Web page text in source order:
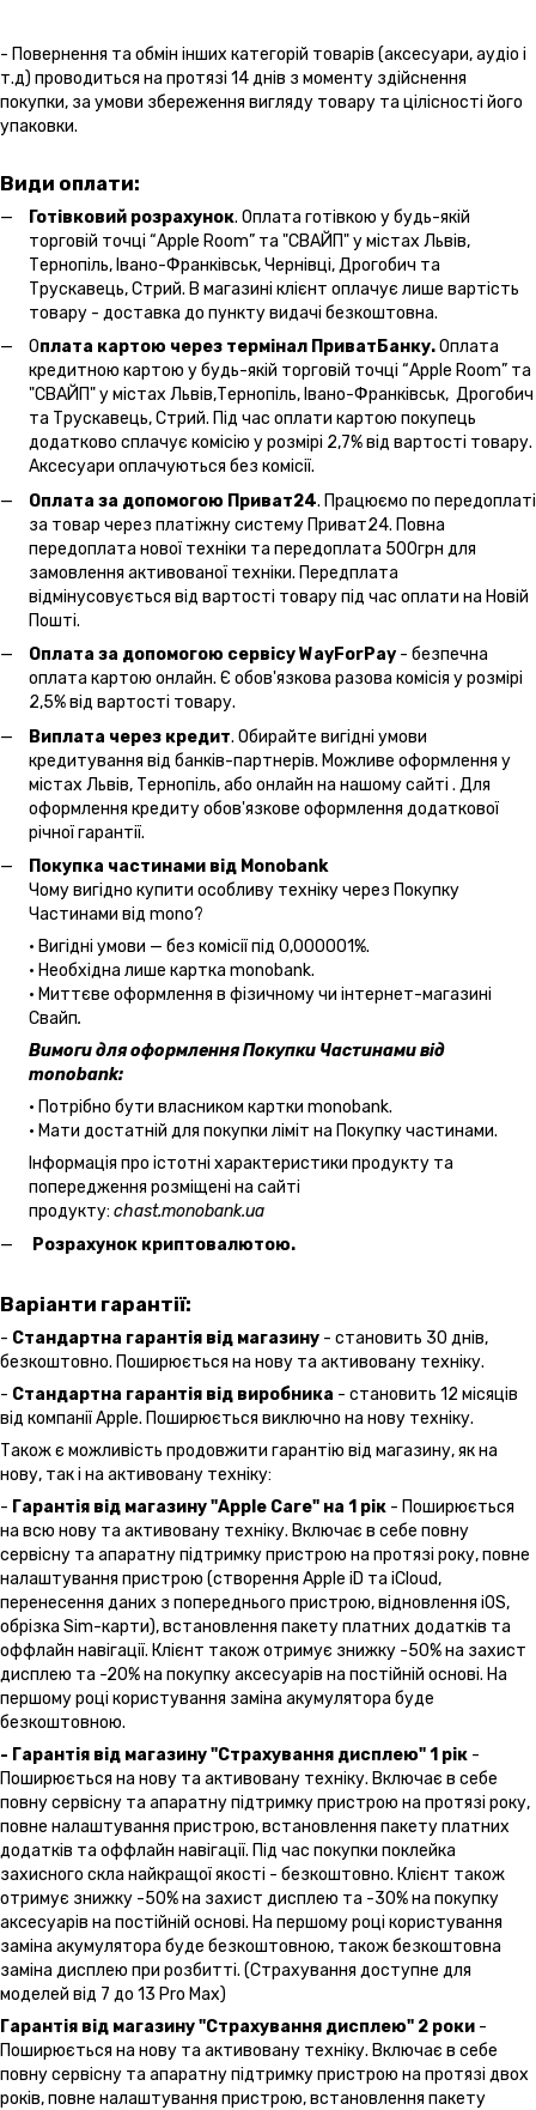
- Повернення та обмін інших категорій товарів (аксесуари, аудіо і
т.д) проводиться на протязі 14 днів з моменту здійснення
покупки, за умови збереження вигляду товару та цілісності його
упаковки.
Види оплати:
Готівковий розрахунок. Оплата готівкою у будь-якій
торговій точці “Apple Room” та "СВАЙП" у містах Львів,
Тернопіль, Івано-Франківськ, Чернівці, Дрогобич та
Трускавець, Стрий. В магазині клієнт оплачує лише вартість
товару - доставка до пункту видачі безкоштовна.
Оплата картою через термінал ПриватБанку.Оплата
кредитною картою у будь-якій торговій точці “Apple Room” та
"СВАЙП" у містах Львів,Тернопіль, Івано-Франківськ, Дрогобич
та Трускавець, Стрий. Під час оплати картою покупець
додатково сплачує комісію у розмірі 2,7% від вартості товару.
Аксесуари оплачуються без комісії.
Оплата за допомогою Приват24. Працюємо по передоплаті
за товар через платіжну систему Приват24. Повна
передоплата нової техніки та передоплата 500грн для
замовлення активованої техніки. Передплата
відмінусовується від вартості товару під час оплати на Новій
Пошті.
Оплата за допомогою сервісу WayForPay - безпечна
оплата картою онлайн. Є обов'язкова разова комісія у розмірі
2,5% від вартості товару.
Виплата через кредит. Обирайте вигідні умови
кредитування від банків-партнерів. Можливе оформлення у
містах Львів, Тернопіль, або онлайн на нашому сайті . Для
оформлення кредиту обов'язкове оформлення додаткової
річної гарантії.
Покупка частинами від Monobank
Чому вигідно купити особливу техніку через Покупку
Частинами від mono?
• Вигідні умови — без комісії під 0,000001%.
• Необхідна лише картка monobank.
• Миттєве оформлення в фізичному чи інтернет-магазині
Cвайп.
Вимоги для оформлення Покупки Частинами від
monobank:
• Потрібно бути власником картки monobank.
• Мати достатній для покупки ліміт на Покупку частинами.
Інформація про істотні характеристики продукту та
попередження розміщені на сайті
продукту: chast.monobank.ua
Розрахунок криптовалютою.
Варіанти гарантії:
- Стандартна гарантія від магазину - становить 30 днів,
безкоштовно. Поширюється на нову та активовану техніку.
- Стандартна гарантія від виробника - становить 12 місяців
від компанії Apple. Поширюється виключно на нову техніку.
Також є можливість продовжити гарантію від магазину, як на
нову, так і на активовану техніку:
- Гарантія від магазину "Apple Care" на 1 рік - Поширюється
на всю нову та активовану техніку. Включає в себе повну
сервісну та апаратну підтримку пристрою на протязі року, повне
налаштування пристрою (створення Apple iD та iCloud,
перенесення даних з попереднього пристрою, відновлення іOS,
обрізка Sim-карти), встановлення пакету платних додатків та
оффлайн навігації. Клієнт також отримує знижку -50% на захист
дисплею та -20% на покупку аксесуарів на постійній основі. На
першому році користування заміна акумулятора буде
безкоштовною.
- Гарантія від магазину "Страхування дисплею" 1 рік -
Поширюється на нову та активовану техніку. Включає в себе
повну сервісну та апаратну підтримку пристрою на протязі року,
повне налаштування пристрою, встановлення пакету платних
додатків та оффлайн навігації. Під час покупки поклейка
захисного скла найкращої якості - безкоштовно. Клієнт також
отримує знижку -50% на захист дисплею та -30% на покупку
аксесуарів на постійній основі. На першому році користування
заміна акумулятора буде безкоштовною, також безкоштовна
заміна дисплею при розбитті. (Страхування доступне для
моделей від 7 до 13 Pro Max)
Гарантія від магазину "Страхування дисплею" 2 роки -
Поширюється на нову та активовану техніку. Включає в себе
повну сервісну та апаратну підтримку пристрою на протязі двох
років, повне налаштування пристрою, встановлення пакету